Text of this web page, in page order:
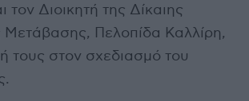
τον Διοικητή της Δίκαιης
Μετάβασης, Πελοπίδα Καλλίρη,
τους στον σχεδιασμό του